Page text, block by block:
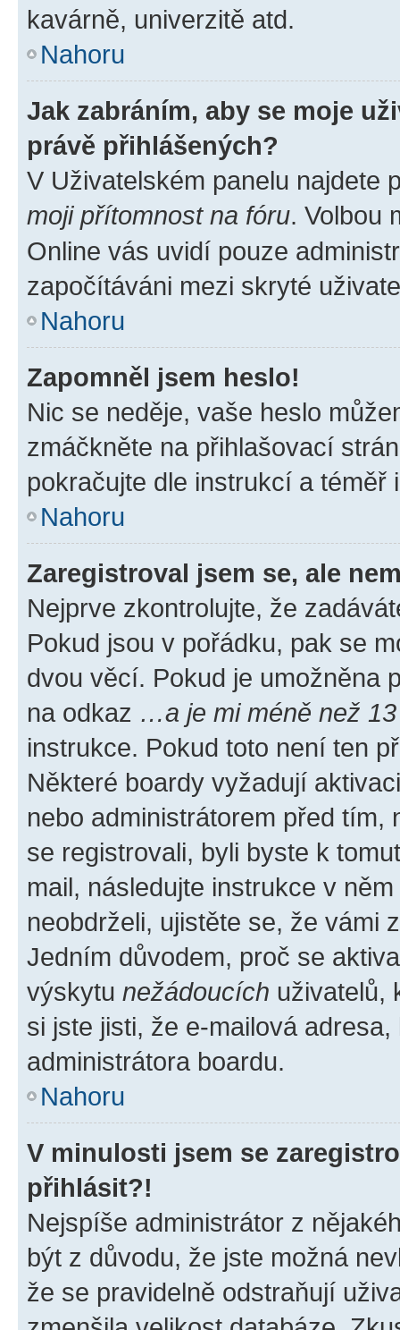
kavárně, univerzitě atd.
Nahoru
Jak zabráním, aby se moje
právě přihlášených?
V Uživatelském panelu najdete
moji přítomnost na fóru. Volbou
Online vás uvidí pouze
započítáváni mezi skryté
Nahoru
Zapomněl jsem heslo!
Nic se neděje, vaše heslo
zmáčkněte na přihlašovací
pokračujte dle instrukcí a téměř
Nahoru
Zaregistroval jsem se, ale
Nejprve zkontrolujte, že
Pokud jsou v pořádku, pak se
dvou věcí. Pokud je umožněna
na odkaz …a je mi méně než
instrukce. Pokud toto není ten
Některé boardy vyžadují
nebo administrátorem před tím,
se registrovali, byli byste k
mail, následujte instrukce v
neobdrželi, ujistěte se, že vámi
Jedním důvodem, proč se
výskytu nežádoucích uživatelů,
si jste jisti, že e-mailová
administrátora boardu.
Nahoru
V minulosti jsem se
přihlásit?!
Nejspíše administrátor z
být z důvodu, že jste možná
že se pravidelně odstraňují